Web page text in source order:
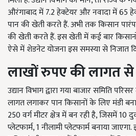
औरंगाबाद में 7.2 हेक्टेयर और नवादा में 65
पान की खेती करते हैं. अभी तक किसान
की खेती करते हैं. इस खेती में कई बार
ऐसे में शेडनेट योजना इस समस्या से निजात
लाखों रुपए की लागत से
उद्यान विभाग द्वारा गया बाजार समिति
लागत लगाकर पान किसानों के लिए मंडी
250 वर्ग मीटर क्षेत्र में बन रही है, जिसमें 10
प्लेटफार्म, 1 नीलामी प्लेटफार्म बनाया